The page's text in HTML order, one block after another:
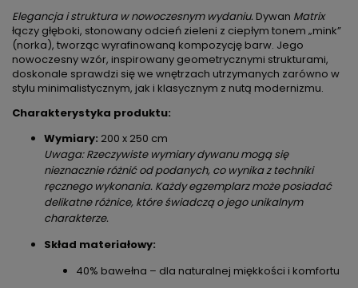
Elegancja i struktura w nowoczesnym wydaniu. Dywan Matrix
łączy głęboki, stonowany odcień zieleni z ciepłym tonem „mink”
(norka), tworząc wyrafinowaną kompozycję barw. Jego
nowoczesny wzór, inspirowany geometrycznymi strukturami,
doskonale sprawdzi się we wnętrzach utrzymanych zarówno w
stylu minimalistycznym, jak i klasycznym z nutą modernizmu.
Charakterystyka produktu:
Wymiary: 200 x 250 cm
Uwaga: Rzeczywiste wymiary dywanu mogą się
nieznacznie różnić od podanych, co wynika z techniki
ręcznego wykonania. Każdy egzemplarz może posiadać
delikatne różnice, które świadczą o jego unikalnym
charakterze.
Skład materiałowy:
40% bawełna – dla naturalnej miękkości i komfortu